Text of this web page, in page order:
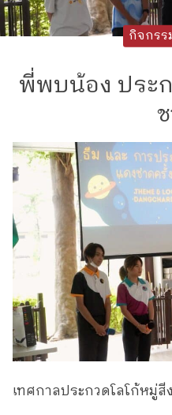
กิจกรร
พี่พบน้อง ประ
เทศกาลประกวดโลโก้หมู่